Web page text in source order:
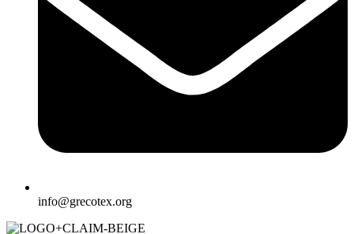
info@grecotex.org